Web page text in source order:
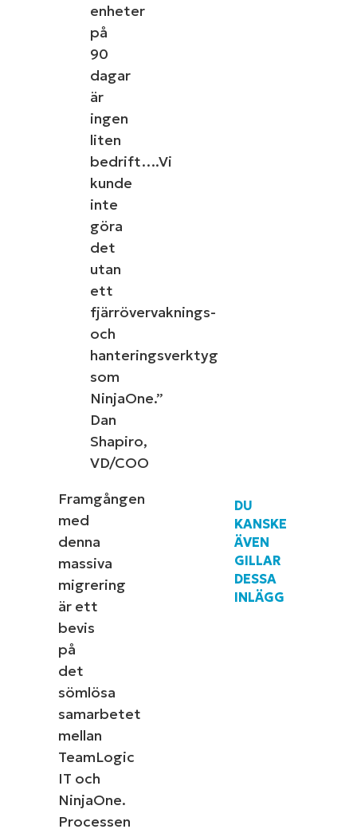
enheter
på
90
dagar
är
ingen
liten
bedrift….Vi
kunde
inte
göra
det
utan
ett
fjärrövervaknings-
och
hanteringsverktyg
som
NinjaOne.”
Dan
Shapiro,
VD/COO
Framgången
med
denna
massiva
migrering
är ett
bevis
på
det
sömlösa
samarbetet
mellan
TeamLogic
IT och
NinjaOne.
Processen
DU
KANSKE
ÄVEN
GILLAR
DESSA
INLÄGG